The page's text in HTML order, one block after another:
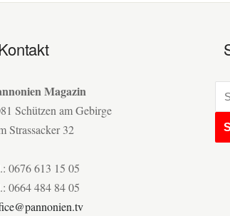
Magazin
Schützen am Gebirge
Strassacker 32
0676 613 15 05
0664 484 84 05